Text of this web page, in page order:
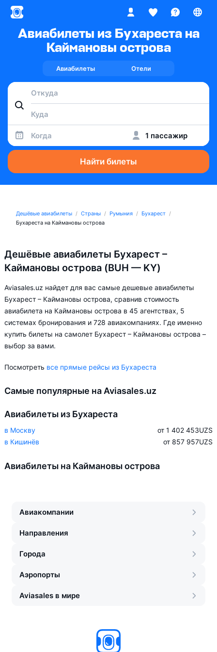
Авиабилеты из Бухареста на
Каймановы острова
Авиабилеты Отели
Когда 1 пассажир
Найти билеты
Дешёвые авиабилеты Страны Румыния
Бухарест
Бухареста на Каймановы острова
Дешёвые авиабилеты Бухарест –
Каймановы острова (BUH — KY)
Aviasales.uz найдет для вас самые дешевые авиабилеты
Бухарест – Каймановы острова, сравнив стоимость
авиабилета на Каймановы острова в 45 агентствах, 5
системах бронирования и 728 авиакомпаниях. Где именно
купить билеты на самолет Бухарест – Каймановы острова –
выбор за вами.
Посмотреть все прямые рейсы из Бухареста
Самые популярные на Aviasales.uz
Авиабилеты из Бухареста
в Москву от 1 402 453UZS
в Кишинёв
от 857 957UZS
Авиабилеты на Каймановы острова
Авиакомпании
Направления
Города
Аэропорты
Aviasales в мире